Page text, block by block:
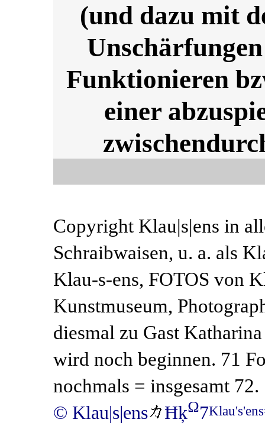
(und dazu mit
Funktionieren
einer
Copyright Klau|s|ens in
Schraibwaisen, u. a. als
Klau-s-ens, FOTOS von
Kunstmuseum,
diesmal zu Gast
wird noch beginnen. 71
nochmals = insgesamt 72.
© Klau|s|ens ĦķΩ7